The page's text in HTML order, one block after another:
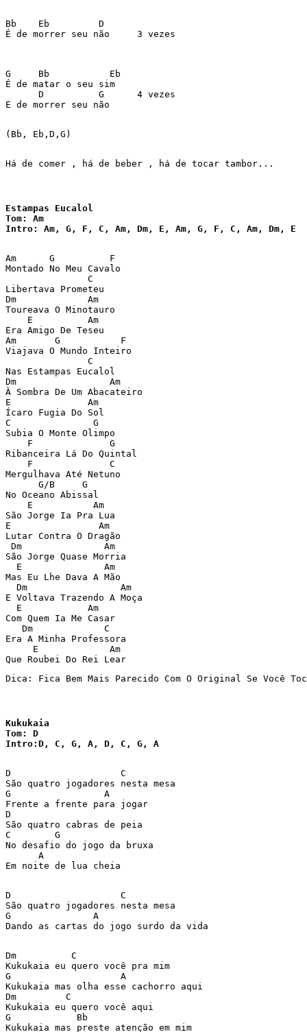
Bb    Eb         D
É de morrer seu não     3 vezes
G     Bb           Eb
É de matar o seu sim
      D          G      4 vezes
E de morrer seu não
(Bb, Eb,D,G)
Há de comer , há de beber , há de tocar tambor...
Estampas Eucalol
Tom: Am
Intro: Am, G, F, C, Am, Dm, E, Am, G, F, C, Am, Dm, E
Am      G          F
Montado No Meu Cavalo
               C
Libertava Prometeu
Dm             Am
Toureava O Minotauro
    E          Am
Era Amigo De Teseu
Am       G           F
Viajava O Mundo Inteiro
               C
Nas Estampas Eucalol
Dm                 Am
À Sombra De Um Abacateiro
E              Am
Ícaro Fugia Do Sol
C               G
Subia O Monte Olimpo
    F              G
Ribanceira Lá Do Quintal
    F              C
Mergulhava Até Netuno
      G/B     G
No Oceano Abissal
    E           Am
São Jorge Ia Pra Lua
E                Am
Lutar Contra O Dragão
Dm               Am
São Jorge Quase Morria
  E               Am
Mas Eu Lhe Dava A Mão
  Dm                 Am
E Voltava Trazendo A Moça
  E            Am
Com Quem Ia Me Casar
   Dm             C
Era A Minha Professora
     E             Am
Que Roubei Do Rei Lear
Dica: Fica Bem Mais Parecido Com O Original Se Você
Kukukaia
Tom: D
Intro:D, C, G, A, D, C, G, A
D                    C
São quatro jogadores nesta mesa
G                 A
Frente a frente para jogar
D
São quatro cabras de peia
C        G
No desafio do jogo da bruxa
      A
Em noite de lua cheia
D                    C
São quatro jogadores nesta mesa
G               A
Dando as cartas do jogo surdo da vida
Dm          C
Kukukaia eu quero você pra mim
G                    A
Kukukaia mas olha esse cachorro aqui
Dm         C
Kukukaia eu quero você aqui
G            Bb
Kukukaia mas preste atenção em mim